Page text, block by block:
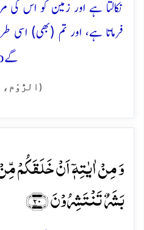
نکالتا ہے اور زمین کو اس
فرماتا ہے، اور تم (بھی)
گے
(الرُّوْم،
وَ مِنۡ اٰیٰتِہٖۤ اَنۡ خَلَقَکُمۡ
بَشَرٌ تَنۡتَشِرُوۡنَ ﴿۲۰﴾